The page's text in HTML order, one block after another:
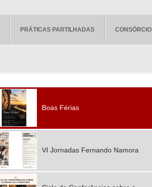
PRÁTICAS PARTILHADAS CONSÓRCIO
Boas Férias
VI Jornadas Fernando Namora